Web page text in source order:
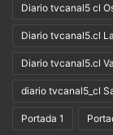
Diario tvcanal5 cl
Diario tvcanal5.cl
Diario tvcanal5.cl
diario tvcanal5_cl
Portada 1